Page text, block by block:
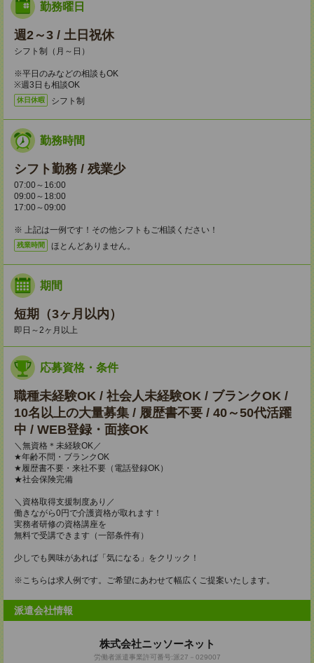
勤務曜日
週2～3 / 土日祝休
シフト制（月～日）
※平日のみなどの相談もOK
※週3日も相談OK
休日休暇 シフト制
勤務時間
シフト勤務 / 残業少
07:00～16:00
09:00～18:00
17:00～09:00
※ 上記は一例です！その他シフトもご相談ください！
残業時間 ほとんどありません。
期間
短期（3ヶ月以内）
即日～2ヶ月以上
応募資格・条件
職種未経験OK / 社会人未経験OK / ブランクOK /
10名以上の大量募集 / 履歴書不要 / 40～50代活躍
中 / WEB登録・面接OK
＼無資格＊未経験OK／
★年齢不問・ブランクOK
★履歴書不要・来社不要（電話登録OK）
★社会保険完備
＼資格取得支援制度あり／
働きながら0円で介護資格が取れます！
実務者研修の資格講座を
無料で受講できます（一部条件有）
少しでも興味があれば「気になる」をクリック！
※こちらは求人例です。ご希望にあわせて幅広くご提案いたします。
派遣会社情報
株式会社ニッソーネット
労働者派遣事業許可番号:派27－029007